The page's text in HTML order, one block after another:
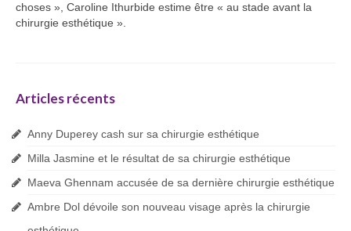
choses », Caroline Ithurbide estime être « au stade avant la
chirurgie esthétique ».
Articles récents
Anny Duperey cash sur sa chirurgie esthétique
Milla Jasmine et le résultat de sa chirurgie esthétique
Maeva Ghennam accusée de sa dernière chirurgie esthétique
Ambre Dol dévoile son nouveau visage après la chirurgie